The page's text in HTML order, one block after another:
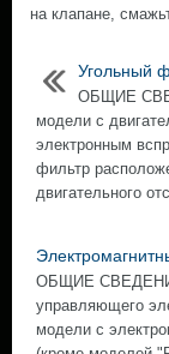
на клапане,
Угольный
ОБЩИЕ
модели с
электронным
фильтр
двигательного
ОБЩИЕ
управляющего
модели с